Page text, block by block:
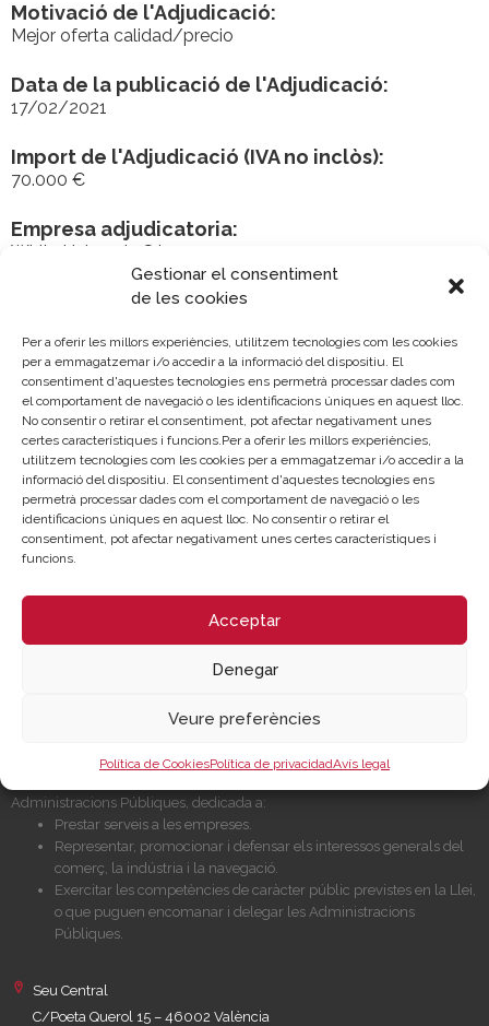
Gestionar el consentiment
de les cookies
Per a oferir les millors experiències, utilitzem tecnologies com les cookies
per a emmagatzemar i/o accedir a la informació del dispositiu. El
consentiment d'aquestes tecnologies ens permetrà processar dades com
el comportament de navegació o les identificacions úniques en aquest lloc.
No consentir o retirar el consentiment, pot afectar negativament unes
certes característiques i funcions.Per a oferir les millors experiències,
utilitzem tecnologies com les cookies per a emmagatzemar i/o accedir a la
informació del dispositiu. El consentiment d'aquestes tecnologies ens
permetrà processar dades com el comportament de navegació o les
identificacions úniques en aquest lloc. No consentir o retirar el
consentiment, pot afectar negativament unes certes característiques i
funcions.
Acceptar
Denegar
Veure preferències
Política de CookiesPolítica de privacidadAvís legal
Motivació de l'Adjudicació:
Mejor oferta calidad/precio
Data de la publicació de l'Adjudicació:
17/02/2021
Import de l'Adjudicació (IVA no inclòs):
70.000 €
Empresa adjudicatoria:
White Unicornio S.L
Data de formalització del contracte:
Termini en el qual ha de procedir-se a la
formalització del contracte:
15 días desde la comunicación de la adjudicación
Sobre la Cambra
Transparència
Preu taula cítrics
Fons Estructurals
LA NOSTRA MISSIÓ
Administracions Públiques, dedicada a:
Prestar serveis a les empreses.
Representar, promocionar i defensar els interessos generals del
comerç, la indústria i la navegació.
Exercitar les competències de caràcter públic previstes en la Llei,
o que puguen encomanar i delegar les Administracions
Públiques.
Seu Central
C/Poeta Querol 15 – 46002 València